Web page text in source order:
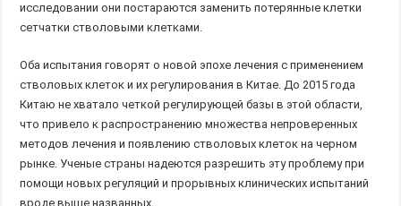
исследовании они постараются заменить потерянные клетки
сетчатки стволовыми клетками.
Оба испытания говорят о новой эпохе лечения с применением
стволовых клеток и их регулирования в Китае. До 2015 года
Китаю не хватало четкой регулирующей базы в этой области,
что привело к распространению множества непроверенных
методов лечения и появлению стволовых клеток на черном
рынке. Ученые страны надеются разрешить эту проблему при
помощи новых регуляций и прорывных клинических испытаний
вроде выше названных.